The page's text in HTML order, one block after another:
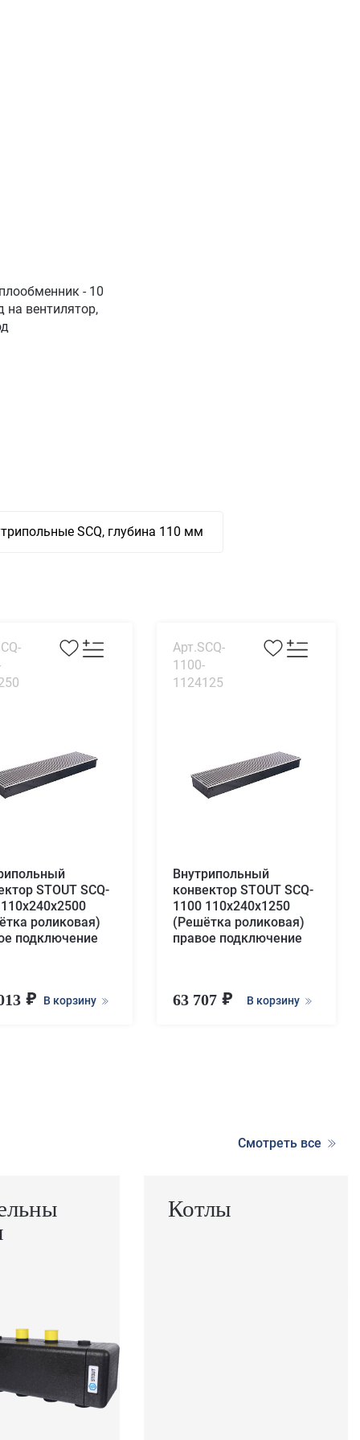
- 10
на вентилятор,
SCQ, глубина 110 мм
STOUT SCQ-
роликовая)
подключение
В корзину
Арт.SCQ-
1100-
1124125
Внутрипольный
конвектор STOUT SCQ-
1100 110х240х1250
(Решётка роликовая)
правое подключение
63 707 В корзину
Смотреть все
Котлы